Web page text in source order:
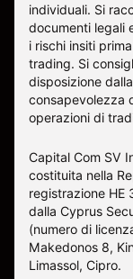
individuali. Si
documenti legali
i rischi insiti
trading. Si
disposizione
consapevolezza
operazioni di
Capital Com SV
costituita nella
registrazione HE
dalla Cyprus
(numero di
Makedonos 8,
Limassol, Cipro.